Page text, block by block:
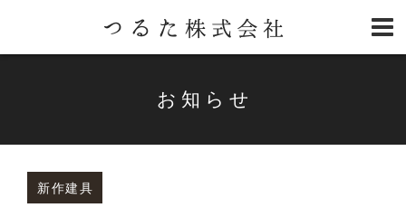
お知らせ
新作建具